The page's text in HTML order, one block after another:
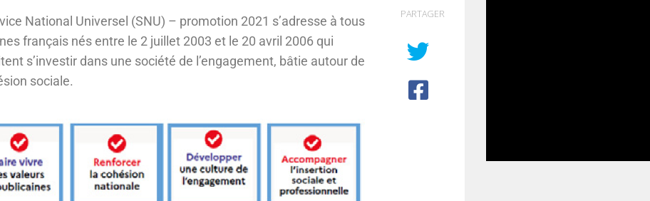
National Universel (SNU) – promotion 2021 s’adresse à tous
français nés entre le 2 juillet 2003 et le 20 avril 2006 qui
s’investir dans une société de l’engagement, bâtie autour de
sociale.
PARTAGER